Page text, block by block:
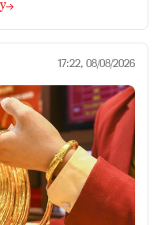
17:22, 08/08/2026